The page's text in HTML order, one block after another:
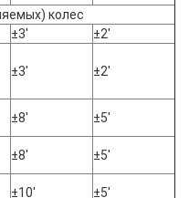
колес
±3'
±2'
±3' ±2'
±8'
±5'
±8'
±5'
±10'
±5'